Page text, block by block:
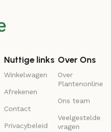
Nuttige links
Winkelwagen
Afrekenen
Contact
Privacybeleid
Over Ons
Over
Plantenonline
Ons team
Veelgestelde
vragen